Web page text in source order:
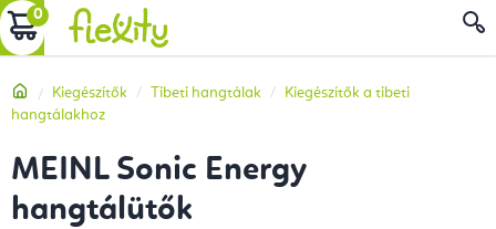
Ugrás
a
tartalomhoz
KOSÁR
Kezdőlap
Kiegészítők Tibeti hangtálak
Kiegészítők a tibeti
hangtálakhoz
MEINL Sonic Energy
hangtálütők